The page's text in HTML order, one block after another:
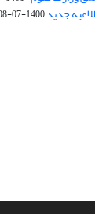
جدید1400-07-08
سازی ازسیناوب